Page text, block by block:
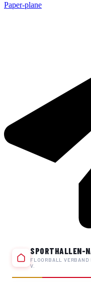
Paper-plane
SPORTHALLEN-
FLOORBALL
V.